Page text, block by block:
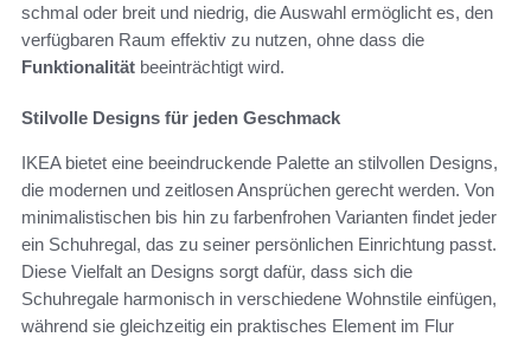
schmal oder breit und niedrig, die Auswahl ermöglicht es, den
verfügbaren Raum effektiv zu nutzen, ohne dass die
Funktionalität beeinträchtigt wird.
Stilvolle Designs für jeden Geschmack
IKEA bietet eine beeindruckende Palette an stilvollen Designs,
die modernen und zeitlosen Ansprüchen gerecht werden. Von
minimalistischen bis hin zu farbenfrohen Varianten findet jeder
ein Schuhregal, das zu seiner persönlichen Einrichtung passt.
Diese Vielfalt an Designs sorgt dafür, dass sich die
Schuhregale harmonisch in verschiedene Wohnstile einfügen,
während sie gleichzeitig ein praktisches Element im Flur